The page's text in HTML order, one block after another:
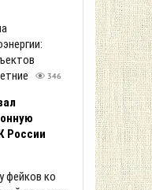
346
России
фейков ко